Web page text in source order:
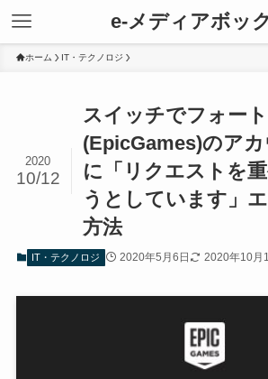
e-メディアボッ
ホーム IT・テクノロジ
スイッチでフォー
(EpicGames)のア
に「リクエストを
うとしています」
方法
2020
10/12
IT・テクノロジ 2020年5月6日 2020年10月